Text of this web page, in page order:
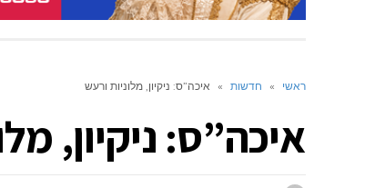
ראשי » חדשות » איכה”ס: ניקיון, מלוניות ורעש
איכה”ס: ניקיון,